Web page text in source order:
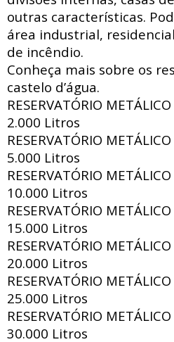
outras características.
área industrial,
de incêndio.
Conheça mais sobre os
castelo d’água.
RESERVATÓRIO
2.000 Litros
RESERVATÓRIO
5.000 Litros
RESERVATÓRIO
10.000 Litros
RESERVATÓRIO
15.000 Litros
RESERVATÓRIO
20.000 Litros
RESERVATÓRIO
25.000 Litros
RESERVATÓRIO
30.000 Litros